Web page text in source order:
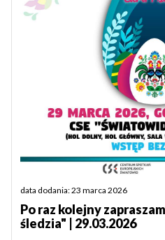
data dodania: 23 marca 2026
Po raz kolejny
śledzia" | 29.03.2026